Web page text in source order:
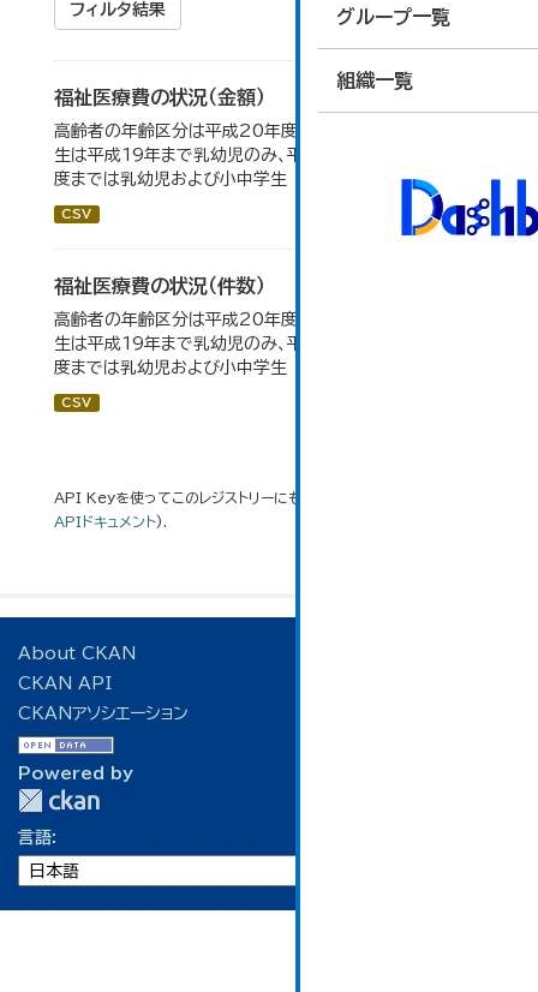
グループ一覧
組織一覧
フィルタ結果
福祉医療費の状況（金額）
高齢者の年齢区分は平成20年度から変更 乳幼児・小中高
生は平成19年まで乳幼児のみ、平成20年度から令和元年
度までは乳幼児および小中学生
CSV
福祉医療費の状況（件数）
高齢者の年齢区分は平成20年度から変更 乳幼児・小中高
生は平成19年まで乳幼児のみ、平成20年度から令和元年
度までは乳幼児および小中学生
CSV
API Keyを使ってこのレジストリーにもアクセス可能です
APIドキュメント).
About CKAN
CKAN API
CKANアソシエーション
Powered by
言語